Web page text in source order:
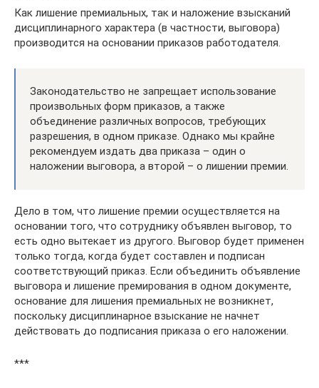
Как лишение премиальных, так и наложение взысканий
дисциплинарного характера (в частности, выговора)
производится на основании приказов работодателя.
Законодательство не запрещает использование
произвольных форм приказов, а также
объединение различных вопросов, требующих
разрешения, в одном приказе. Однако мы крайне
рекомендуем издать два приказа – один о
наложении выговора, а второй – о лишении премии.
Дело в том, что лишение премии осуществляется на
основании того, что сотруднику объявлен выговор, то
есть одно вытекает из другого. Выговор будет применен
только тогда, когда будет составлен и подписан
соответствующий приказ. Если объединить объявление
выговора и лишение премирования в одном документе,
основание для лишения премиальных не возникнет,
поскольку дисциплинарное взыскание не начнет
действовать до подписания приказа о его наложении.
***